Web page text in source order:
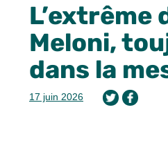
L’extrême
Meloni,
dans la
17 juin 2026